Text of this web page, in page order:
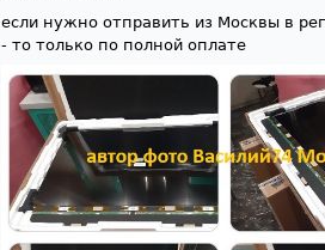
если нужно отправить из Москвы в
- то только по полной оплате